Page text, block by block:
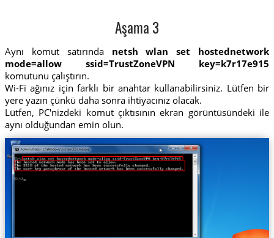
Aşama 3
Aynı komut satırında netsh wlan set hostednetwork
mode=allow ssid=TrustZoneVPN key=k7r17e915
komutunu çalıştırın.
Wi-Fi ağınız için farklı bir anahtar kullanabilirsiniz. Lütfen bir
yere yazın çünkü daha sonra ihtiyacınız olacak.
Lütfen, PC'nizdeki komut çıktısının ekran görüntüsündeki ile
aynı olduğundan emin olun.